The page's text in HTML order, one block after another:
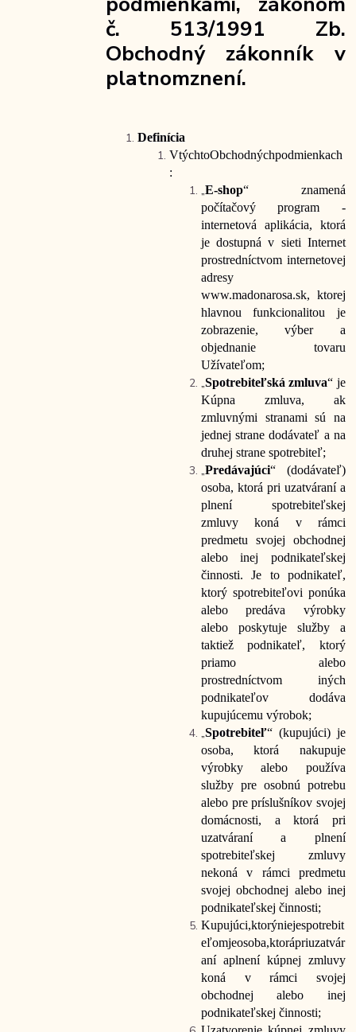
č. 513/1991 Zb.
Obchodný zákonník v
platnomznení.
Definícia
VtýchtoObchodnýchpodmienkach
:
„E-shop“ znamená
počítačový program -
internetová aplikácia, ktorá
je dostupná v sieti Internet
prostredníctvom internetovej
adresy
www.madonarosa.sk, ktorej
hlavnou funkcionalitou je
zobrazenie, výber a
objednanie tovaru
Užívateľom;
„Spotrebiteľská zmluva“ je
Kúpna zmluva, ak
zmluvnými stranami sú na
jednej strane dodávateľ a na
druhej strane spotrebiteľ;
„Predávajúci“ (dodávateľ)
osoba, ktorá pri uzatváraní a
plnení spotrebiteľskej
zmluvy koná v rámci
predmetu svojej obchodnej
alebo inej podnikateľskej
činnosti. Je to podnikateľ,
ktorý spotrebiteľovi ponúka
alebo predáva výrobky
alebo poskytuje služby a
taktiež podnikateľ, ktorý
priamo alebo
prostredníctvom iných
podnikateľov dodáva
kupujúcemu výrobok;
„Spotrebiteľ“ (kupujúci) je
osoba, ktorá nakupuje
výrobky alebo používa
služby pre osobnú potrebu
alebo pre príslušníkov svojej
domácnosti, a ktorá pri
uzatváraní a plnení
spotrebiteľskej zmluvy
nekoná v rámci predmetu
svojej obchodnej alebo inej
podnikateľskej činnosti;
Kupujúci,ktorýniejespotrebit
eľomjeosoba,ktorápriuzatvár
aní aplnení kúpnej zmluvy
koná v rámci svojej
obchodnej alebo inej
podnikateľskej činnosti;